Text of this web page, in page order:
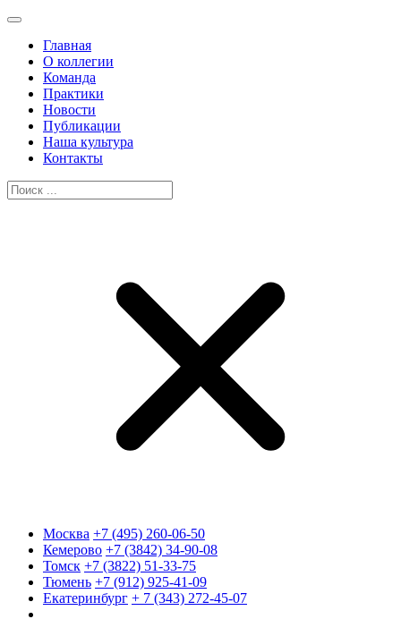
Главная
О коллегии
Команда
Практики
Новости
Публикации
Наша культура
Контакты
Москва +7 (495) 260-06-50
Кемерово +7 (3842) 34-90-08
Томск +7 (3822) 51-33-75
Тюмень +7 (912) 925-41-09
Екатеринбург + 7 (343) 272-45-07